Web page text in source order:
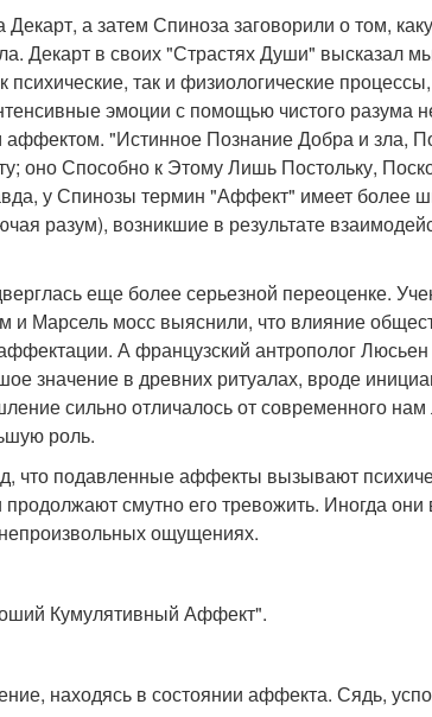
а затем Спиноза заговорили о том,
Декарт в своих "Страстях Души" высказал
так и физиологические
эмоции с помощью чистого разума
"Истинное Познание Добра и зла,
оно Способно к Этому Лишь Постольку,
у Спинозы термин "Аффект" имеет более
разум), возникшие в результате
еще более серьезной переоценке.
и Марсель мосс выяснили, что влияние
А французский антрополог
значение в древних ритуалах, вроде
сильно отличалось от современного нам
роль.
что подавленные аффекты вызывают
смутно его тревожить. Иногда
ощущениях.
Кумулятивный Аффект".
находясь в состоянии аффекта. Сядь,